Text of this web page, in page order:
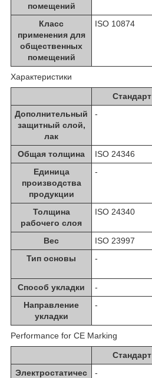
помещений
Класс
применения для
общественных
помещений
ISO 10874
Характеристики
Стандарт
Дополнительный
защитный слой,
лак
-
Общая толщина ISO 24346
Единица
производства
продукции
-
Толщина
рабочего слоя
ISO 24340
Вес ISO 23997
Тип основы
-
Способ укладки
-
Направление
укладки
-
Performance for CE Marking
Стандарт
Электростатичес
-